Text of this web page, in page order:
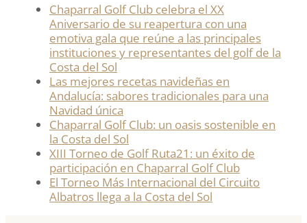
Chaparral Golf Club celebra el XX
Aniversario de su reapertura con una
emotiva gala que reúne a las principales
instituciones y representantes del golf de la
Costa del Sol​
Las mejores recetas navideñas en
Andalucía: sabores tradicionales para una
Navidad única
Chaparral Golf Club: un oasis sostenible en
la Costa del Sol
XIII Torneo de Golf Ruta21: un éxito de
participación en Chaparral Golf Club
El Torneo Más Internacional del Circuito
Albatros llega a la Costa del Sol